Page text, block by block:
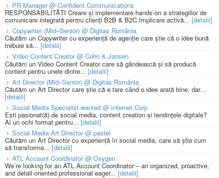
PR Manager @ Confident Communications
RESPONSABILITĂȚI Creare și implementare hands-on a strategiilor de
comunicare integrată pentru clienți B2B & B2C Implicare activă... [detalii]
Copywriter (Mid–Senior) @ Digitas România
Căutăm un Copywriter cu experiență de agenție care știe că o idee bună
trebuie să... [detalii]
Video Content Creator @ Cohn & Jansen
Căutăm un Video Content Creator care să gândească și să producă
content pentru unele dintre... [detalii]
Art Director (Mid–Senior) @ Digitas România
Căutăm un Art Director care știe că e tare când o idee arată bine, dar...
[detalii]
Social Media Specialist wanted @ Internet Corp
Ești pasionat(ă) de social media, content creation și tendințele digitale?
Ai un ochi format pentru... [detalii]
Social Media Art Director @ pastel
Căutăm un Art Director cu experiență în social media, care să știe cum
să transforme... [detalii]
ATL Account Coordinator @ Oxygen
We’re looking for an ATL Account Coordinator – an organized, proactive,
and detail-oriented professional eager... [detalii]